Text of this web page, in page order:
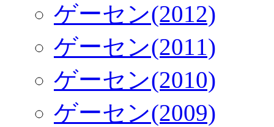
ゲーセン(2012)
ゲーセン(2011)
ゲーセン(2010)
ゲーセン(2009)